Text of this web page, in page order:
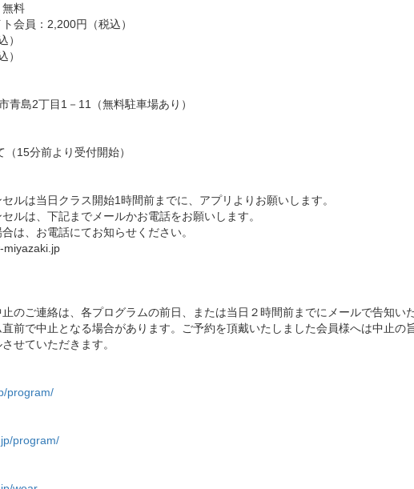
無料
会員：2,200円（税込）
）
）
青島2丁目1－11（無料駐車場あり）
15分前より受付開始）
ルは当日クラス開始1時間前までに、アプリよりお願いします。
ルは、下記までメールかお電話をお願いします。
は、お電話にてお知らせください。
miyazaki.jp
のご連絡は、各プログラムの前日、または当日２時間前までにメールで告知い
前で中止となる場合があります。ご予約を頂戴いたしました会員様へは中止の
せていただきます。
program/
program/